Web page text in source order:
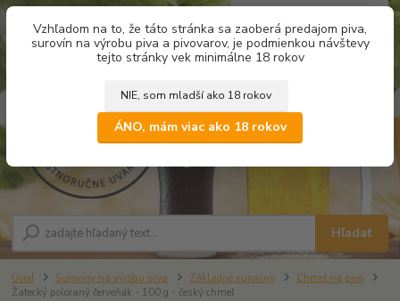
Vzhľadom na to, že táto stránka sa zaoberá predajom piva,
surovín na výrobu piva a pivovarov, je podmienkou návštevy
tejto stránky vek minimálne 18 rokov
NIE, som mladší ako 18 rokov
ÁNO, mám viac ako 18 rokov
Hľadať
za0,00 €
Úvod Suroviny na výrobu piva Základné suroviny
Chmeľ na pivo
Žatecký poloraný červeňák - 100 g - český chmeľ